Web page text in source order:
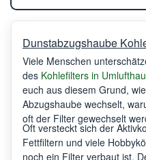
Dunstabzugshaube
Viele Menschen
des Kohlefilters in
euch aus diesem Grund,
Abzugshaube wechselt,
oft der Filter gewechselt
Oft versteckt sich der
Fettfiltern und viele
noch ein Filter verbaut ist.